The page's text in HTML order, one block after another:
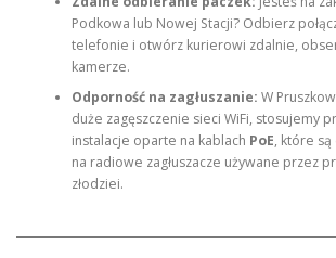
Podkowa lub Nowej Stacji? Odbierz
telefonie i otwórz kurierowi zdalnie,
kamerze.
Odporność na zagłuszanie: W
duże zagęszczenie sieci WiFi, stosujemy
instalacje oparte na kablach PoE, które
na radiowe zagłuszacze używane przez
złodziei.